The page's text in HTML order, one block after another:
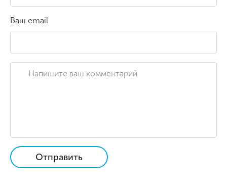
Ваш email
Отправить